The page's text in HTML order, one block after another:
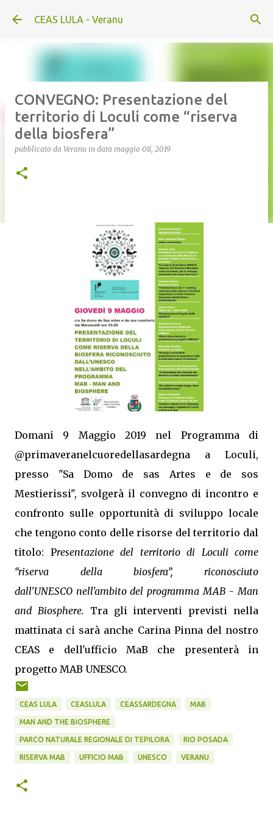
Passa ai contenuti principali
CEAS LULA - Veranu
CONVEGNO: Presentazione del
territorio di Loculi come “riserva
della biosfera”
pubblicato da Veranu in data maggio 08, 2019
Domani 9 Maggio 2019 nel Programma di
@primaveranelcuoredellasardegna a Loculi,
presso "Sa Domo de sas Artes e de sos
Mestierissi", svolgerà il convegno di incontro e
confronto sulle opportunità di sviluppo locale
che tengono conto delle risorse del territorio dal
titolo: Presentazione del territorio di Loculi come
“riserva della biosfera”, riconosciuto
dall'UNESCO nell'ambito del programma MAB - Man
and Biosphere. Tra gli interventi previsti nella
mattinata ci sarà anche Carina Pinna del nostro
CEAS e dell'ufficio MaB che presenterà in
progetto MAB UNESCO.
CEAS LULA CEASLULA CEASSARDEGNA MAB
MAN AND THE BIOSPHERE
PARCO NATURALE REGIONALE DI TEPILORA RIO POSADA
RISERVA MAB UFFICIO MAB UNESCO VERANU